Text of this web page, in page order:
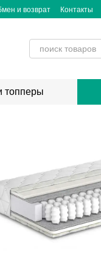
и возврат Контакты
топперы